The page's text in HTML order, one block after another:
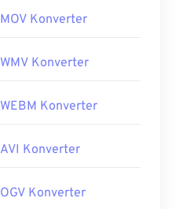
MOV Konverter
WMV Konverter
WEBM Konverter
AVI Konverter
OGV Konverter